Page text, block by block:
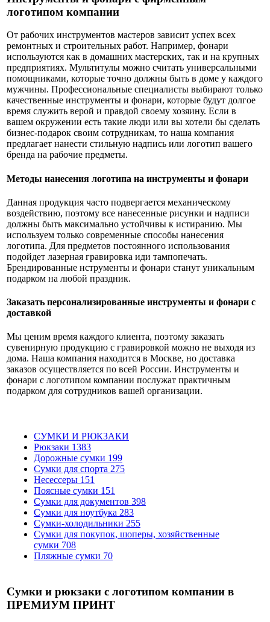
логотипом компании
От рабочих инструментов мастеров зависит успех всех
ремонтных и строительных работ. Например, фонари
используются как в домашних мастерских, так и на крупных
предприятиях. Мультитулы можно считать универсальными
помощниками, которые точно должны быть в доме у каждого
мужчины. Профессиональные специалисты выбирают только
качественные инструменты и фонари, которые будут долгое
время служить верой и правдой своему хозяину. Если в
вашем окружении есть такие люди или вы хотели бы сделать
бизнес-подарок своим сотрудникам, то наша компания
предлагает нанести стильную надпись или логотип вашего
бренда на рабочие предметы.
Методы нанесения логотипа на инструменты и фонари
Данная продукция часто подвергается механическому
воздействию, поэтому все нанесенные рисунки и надписи
должны быть максимально устойчивы к истиранию. Мы
используем только современные способы нанесения
логотипа. Для предметов постоянного использования
подойдет лазерная гравировка иди тампопечать.
Брендированные нструменты и фонари станут уникальным
подарком на любой праздник.
Заказать персонализированные инструменты и фонари с
доставкой
Мы ценим время каждого клиента, поэтому заказать
сувенирную продукцию с гравировкой можно не выходя из
дома. Наша компания находится в Москве, но доставка
заказов осуществляется по всей России. Инструменты и
фонари с логотипом компании послужат практичным
подарком для сотрудников вашей организации.
СУМКИ И РЮКЗАКИ
Рюкзаки 1383
Дорожные сумки 199
Сумки для спорта 275
Несессеры 151
Поясные сумки 151
Сумки для документов 398
Сумки для ноутбука 283
Сумки-холодильники 255
Сумки для покупок, шоперы, хозяйственные
сумки 708
Пляжные сумки 70
Сумки и рюкзаки с логотипом компании в
ПРЕМИУМ ПРИНТ